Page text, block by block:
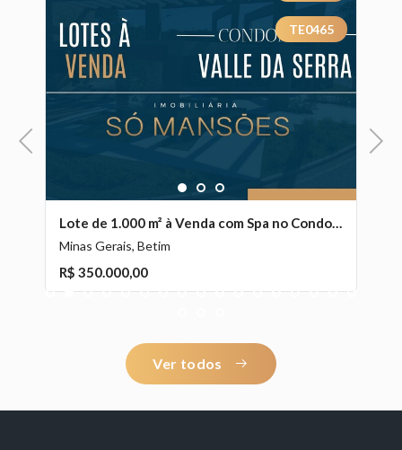
Previous
1 2 3
TE0465
Lote de 1.000 m² à Venda com Spa no Condomínio Valle da Serra, Betim - MG
Minas Gerais, Betim
R$ 350.000,00
Next
Ver todos